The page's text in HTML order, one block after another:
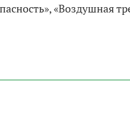
«Воздушная